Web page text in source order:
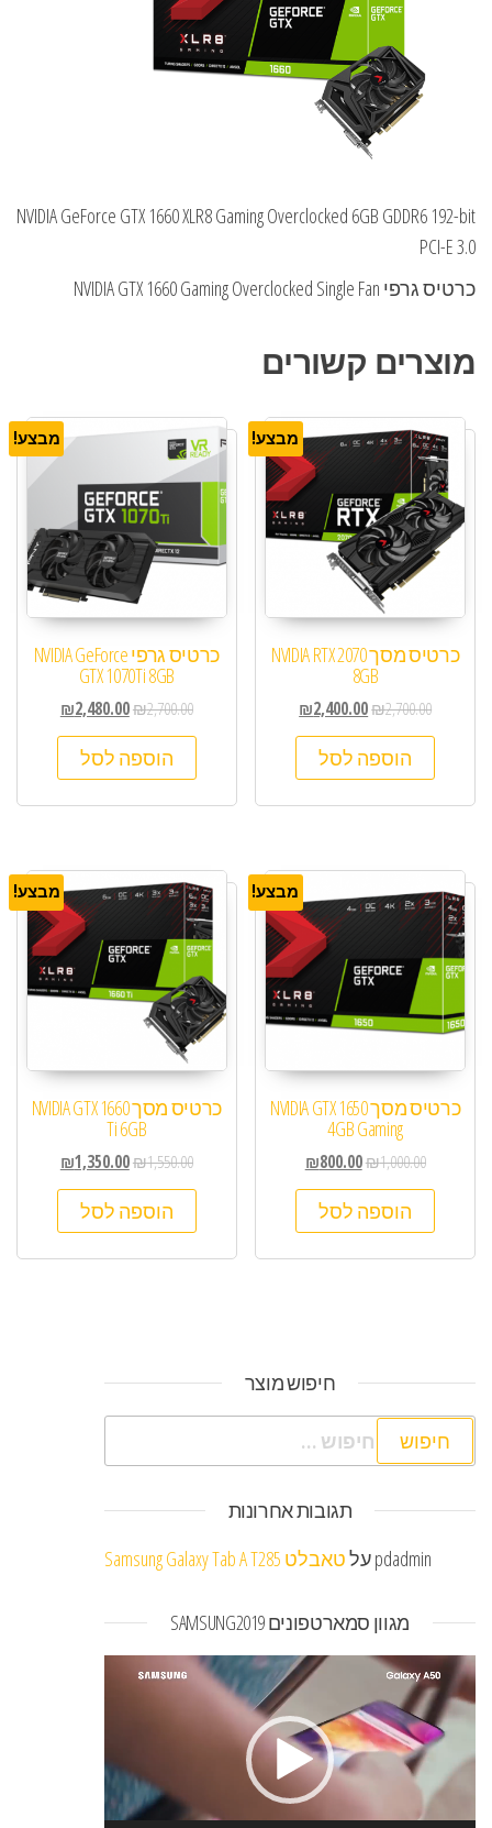
NVIDIA GeForce GTX 1660 XLR8 Gaming Overclocked 6GB GDDR6 192-bit
PCI-E 3.0
כרטיס גרפי NVIDIA GTX 1660 Gaming Overclocked Single Fan
מוצרים קשורים
מבצע!
כרטיס מסך NVIDIA RTX 2070
8GB
₪2,700.00
₪2,400.00
הוספה לסל
מבצע!
כרטיס גרפי NVIDIA GeForce
GTX 1070Ti 8GB
₪2,700.00
₪2,480.00
הוספה לסל
מבצע!
כרטיס מסך NVIDIA GTX 1650
4GB Gaming
₪1,000.00
₪800.00
הוספה לסל
מבצע!
כרטיס מסך NVIDIA GTX 1660
Ti 6GB
₪1,550.00
₪1,350.00
הוספה לסל
חיפוש מוצר
חיפוש:
תגובות אחרונות
pdadminעלטאבלט Samsung Galaxy Tab A T285
מגוון סמארטפונים SAMSUNG2019
נגן
וידאו